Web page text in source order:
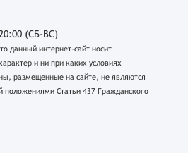
(СБ-ВС)
данный интернет-сайт носит
и ни при каких условиях
размещенные на сайте, не являются
Статьи 437 Гражданского